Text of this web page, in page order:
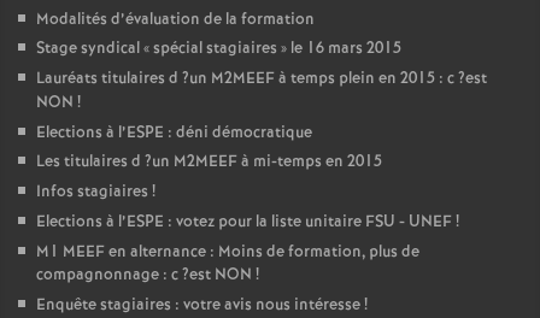
Modalités d’évaluation de la formation
Stage syndical «spécial stagiaires » le 16 mars 2015
Lauréats titulaires d ?un M2MEEFà temps plein en 2015 : c?est
NON !
Elections à l’ESPE : déni démocratique
Les titulaires d ?un M2MEEFà mi-temps en 2015
Infos stagiaires !
Elections à l’ESPE : votez pour la liste unitaire FSU - UNEF!
M1 MEEFen alternance : Moins de formation, plus de
compagnonnage : c?est NON !
Enquête stagiaires : votre avis nous intéresse!